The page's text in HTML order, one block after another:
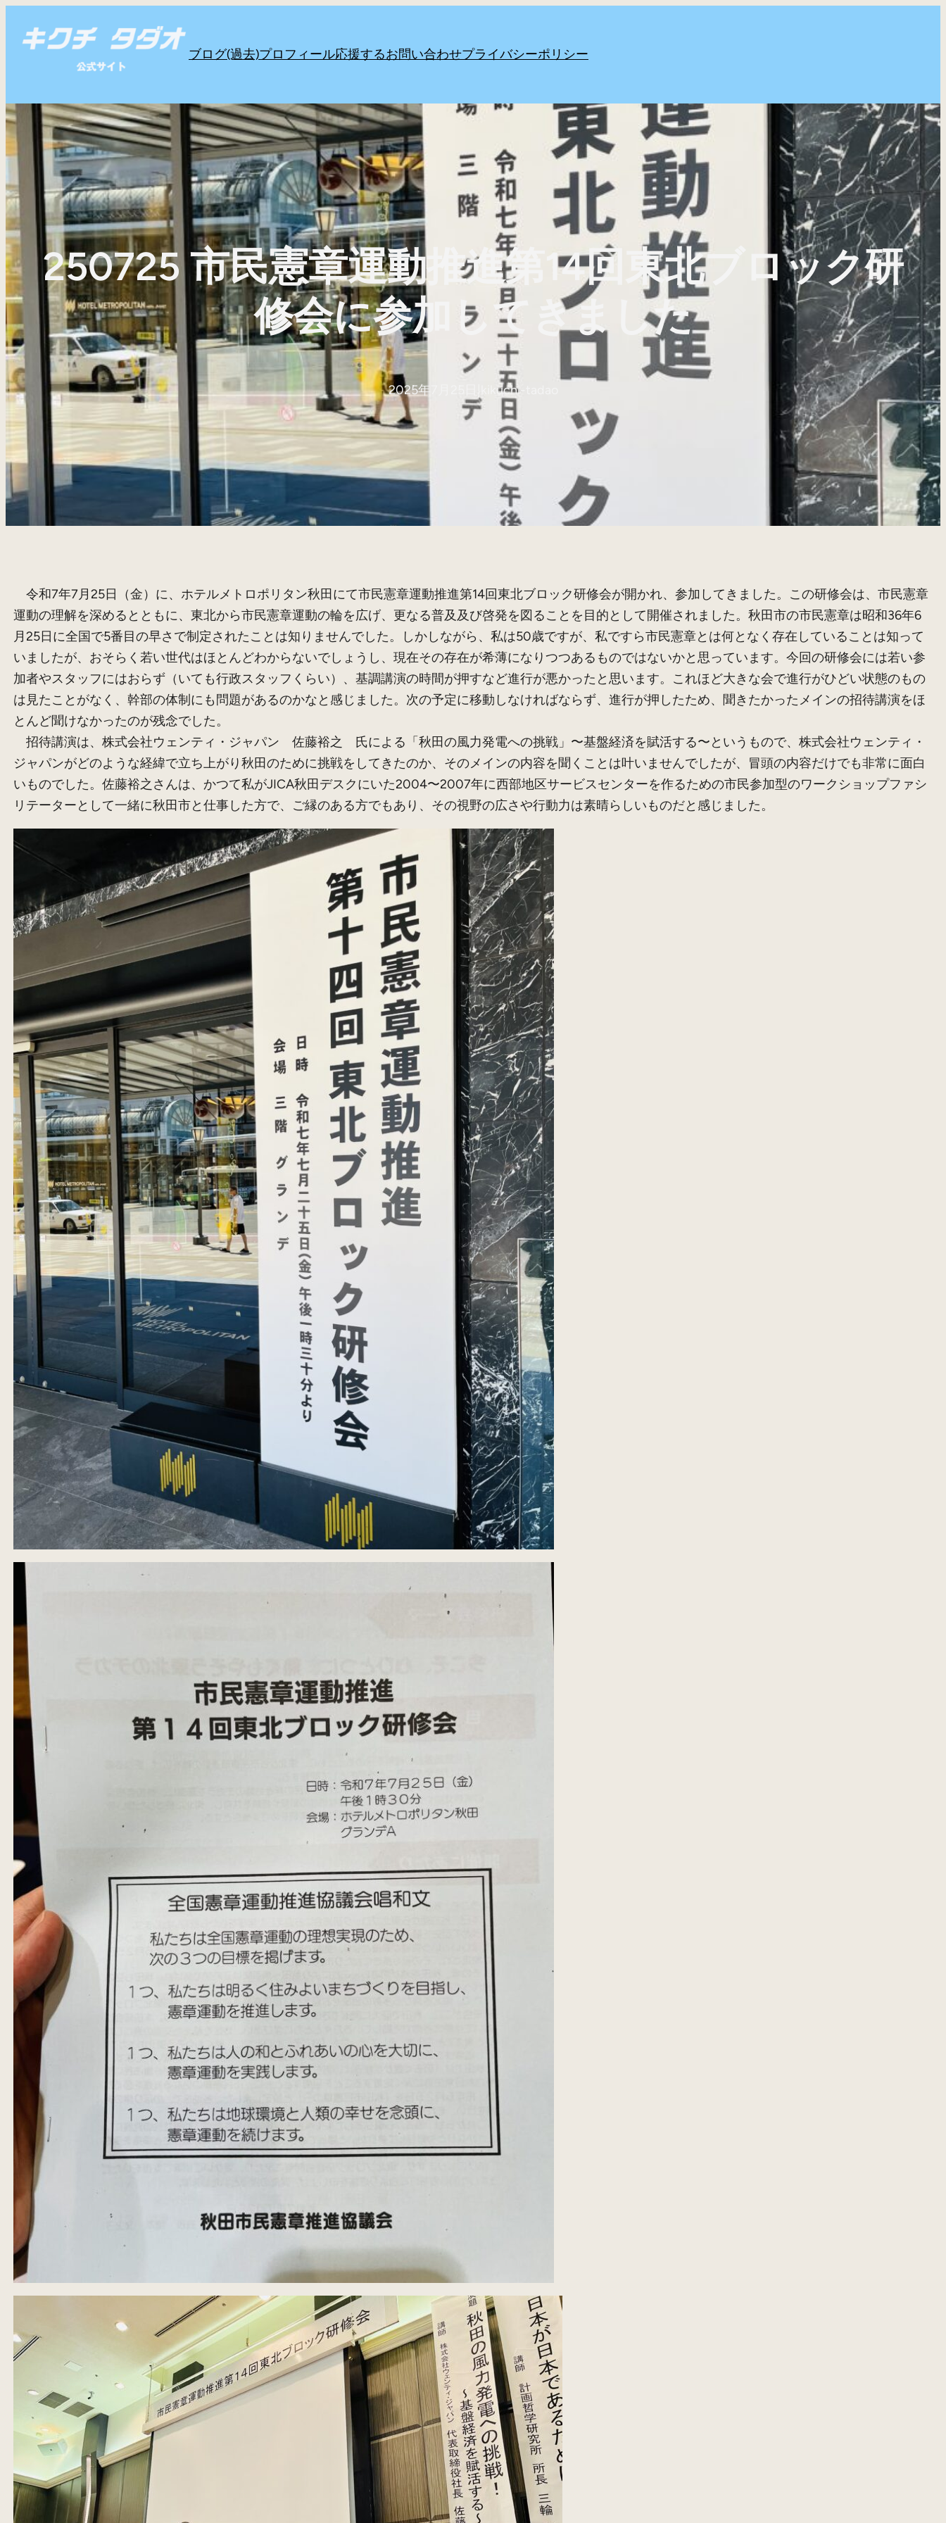
キ
ッ
プ
ブログ(過去)プロフィール応援するお問い合わせプライバシーポリシー
250725 市民憲章運動推進第14回東北ブロック研
修会に参加してきました
2025年7月25日 kikuchi-tadao
令和7年7月25日（金）に、ホテルメトロポリタン秋田にて市民憲章運動推進第14回東北ブロック研修会が開かれ、参加してきました。この研修会は、市民憲章
運動の理解を深めるとともに、東北から市民憲章運動の輪を広げ、更なる普及及び啓発を図ることを目的として開催されました。秋田市の市民憲章は昭和36年6
月25日に全国で5番目の早さで制定されたことは知りませんでした。しかしながら、私は50歳ですが、私ですら市民憲章とは何となく存在していることは知って
いましたが、おそらく若い世代はほとんどわからないでしょうし、現在その存在が希薄になりつつあるものではないかと思っています。今回の研修会には若い参
加者やスタッフにはおらず（いても行政スタッフくらい）、基調講演の時間が押すなど進行が悪かったと思います。これほど大きな会で進行がひどい状態のもの
は見たことがなく、幹部の体制にも問題があるのかなと感じました。次の予定に移動しなければならず、進行が押したため、聞きたかったメインの招待講演をほ
とんど聞けなかったのが残念でした。
招待講演は、株式会社ウェンティ・ジャパン 佐藤裕之 氏による「秋田の風力発電への挑戦」〜基盤経済を賦活する〜というもので、株式会社ウェンティ・
ジャパンがどのような経緯で立ち上がり秋田のために挑戦をしてきたのか、そのメインの内容を聞くことは叶いませんでしたが、冒頭の内容だけでも非常に面白
いものでした。佐藤裕之さんは、かつて私がJICA秋田デスクにいた2004〜2007年に西部地区サービスセンターを作るための市民参加型のワークショップファシ
リテーターとして一緒に秋田市と仕事した方で、ご縁のある方でもあり、その視野の広さや行動力は素晴らしいものだと感じました。